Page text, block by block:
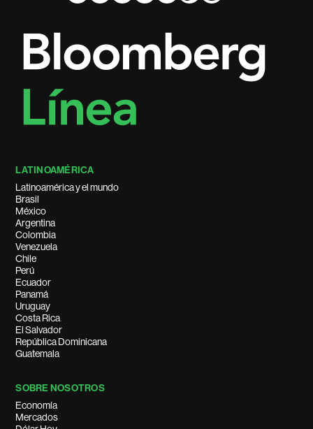
LATINOAMÉRICA
Latinoamérica y el mundo
Brasil
México
Argentina
Colombia
Venezuela
Chile
Perú
Ecuador
Panamá
Uruguay
Costa Rica
El Salvador
República Dominicana
Guatemala
SOBRE NOSOTROS
Economía
Mercados